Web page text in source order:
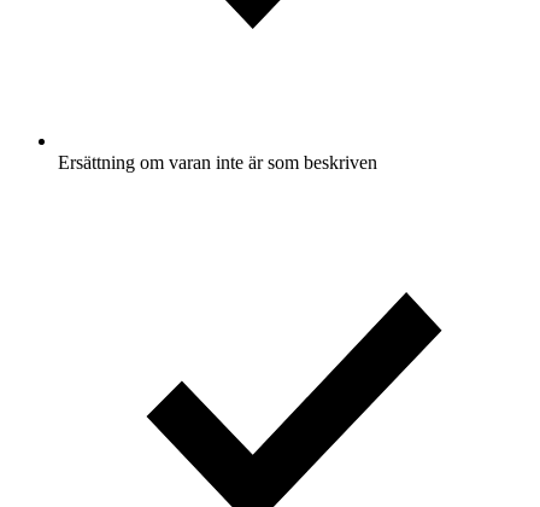
Ersättning om varan inte är som beskriven